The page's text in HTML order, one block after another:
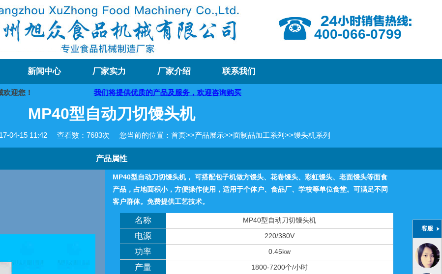
400-066-0799
新闻中心 厂家实力 厂家介绍 联系我们
您！ 我们将提供优质的产品及服务，欢迎咨询购买
MP40型自动刀切馒头机
04-15 11:42 查看数： 7683次 您当前的位置： 首页>>产品展示>>面制品加工系列 >>馒头机系列
产品属性
MP40型自动刀切馒头机， 可搭配包子机做方馒头、花卷馒头、彩虹馒头、老面馒头等面食
产品，占地面积小，方便操作使用，适用于个体户、食品厂、学校等单位食堂。可满足不同
客户群体。免费提供工艺技术。
名称 MP40型自动刀切馒头机
电源 220/380V
功率 0.45kw
产量 1800-7200个/小时
客服